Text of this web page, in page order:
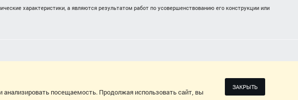
характеристики, а являются результатом работ по усовершенствованию его конструкции или
посещаемость. Продолжая использовать сайт, вы
ЗАКРЫТЬ